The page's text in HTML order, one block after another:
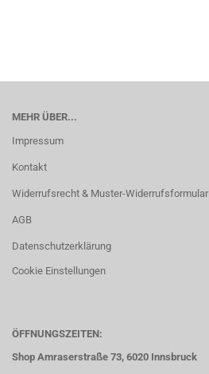
MEHR ÜBER...
Impressum
Kontakt
Widerrufsrecht & Muster-Widerrufsformular
AGB
Datenschutzerklärung
Cookie Einstellungen
ÖFFNUNGSZEITEN:
Shop Amraserstraße 73, 6020 Innsbruck